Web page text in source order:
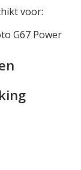
voor:
G67 Power